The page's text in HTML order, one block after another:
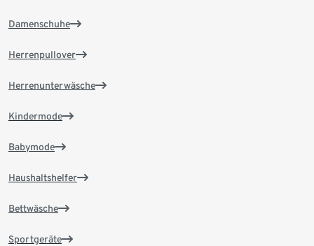
Damenschuhe
Herrenpullover
Herrenunterwäsche
Kindermode
Babymode
Haushaltshelfer
Bettwäsche
Sportgeräte